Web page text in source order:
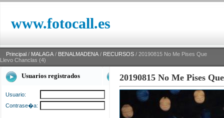
www.fotocall.es
Principal / MALAGA / BENALMADENA / RECURSOS / 20190815 No Me Pises Que
Llevo Chanclas (4)
Usuarios registrados
Usuario:
Contrase�a:
20190815 No Me Pises